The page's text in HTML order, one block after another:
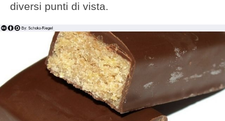
diversi punti di vista.